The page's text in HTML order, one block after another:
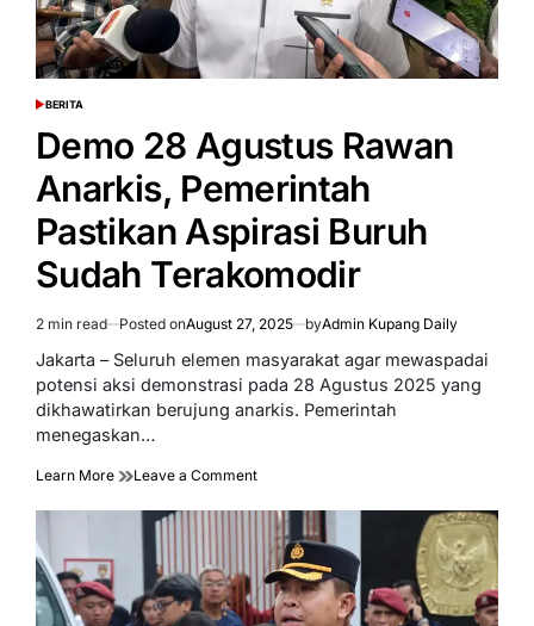
POSTED
BERITA
Demo 28 Agustus Rawan
Anarkis, Pemerintah
Pastikan Aspirasi Buruh
Sudah Terakomodir
Estimated
read
time
2 min read Posted onAugust 27, 2025 byAdmin Kupang Daily
Jakarta – Seluruh elemen masyarakat agar mewaspadai
potensi aksi demonstrasi pada 28 Agustus 2025 yang
dikhawatirkan berujung anarkis. Pemerintah
menegaskan…
Learn More Leave a Commenton
Agustus
Rawan
Anarkis,
Pemerintah